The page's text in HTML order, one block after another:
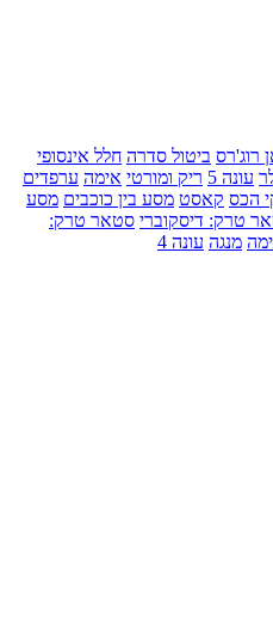
רוג'רס ביטול סדרה חלל אינסופי
עונה 5 ריק ומורטי אימה ערפדים
הכס קאסט מסע בין כוכבים מסע
טרק: דיסקוברי סטאר טרק:
מנגה עונה 4